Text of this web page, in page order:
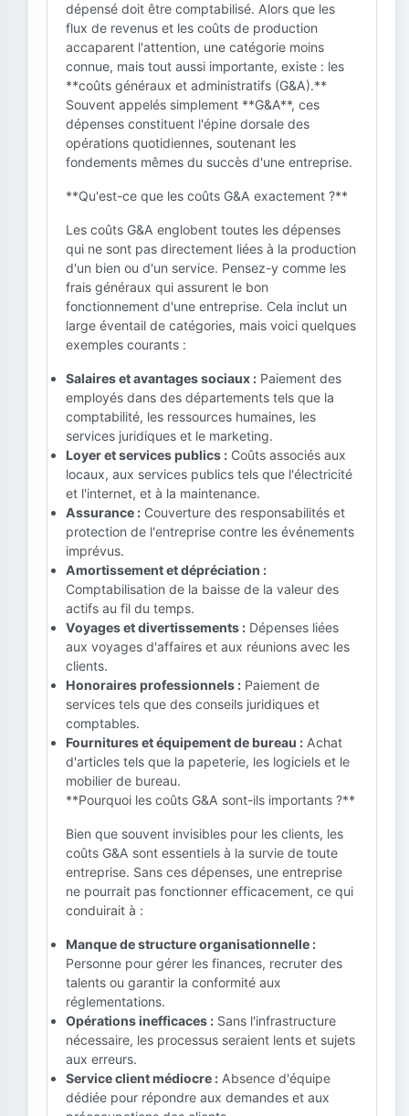
dépensé doit être comptabilisé. Alors que les
flux de revenus et les coûts de production
accaparent l'attention, une catégorie moins
connue, mais tout aussi importante, existe : les
**coûts généraux et administratifs (G&A).**
Souvent appelés simplement **G&A**, ces
dépenses constituent l'épine dorsale des
opérations quotidiennes, soutenant les
fondements mêmes du succès d'une entreprise.
**Qu'est-ce que les coûts G&A exactement ?**
Les coûts G&A englobent toutes les dépenses
qui ne sont pas directement liées à la production
d'un bien ou d'un service. Pensez-y comme les
frais généraux qui assurent le bon
fonctionnement d'une entreprise. Cela inclut un
large éventail de catégories, mais voici quelques
exemples courants :
Salaires et avantages sociaux : Paiement des
employés dans des départements tels que la
comptabilité, les ressources humaines, les
services juridiques et le marketing.
Loyer et services publics : Coûts associés aux
locaux, aux services publics tels que l'électricité
et l'internet, et à la maintenance.
Assurance : Couverture des responsabilités et
protection de l'entreprise contre les événements
imprévus.
Amortissement et dépréciation :
Comptabilisation de la baisse de la valeur des
actifs au fil du temps.
Voyages et divertissements : Dépenses liées
aux voyages d'affaires et aux réunions avec les
clients.
Honoraires professionnels : Paiement de
services tels que des conseils juridiques et
comptables.
Fournitures et équipement de bureau : Achat
d'articles tels que la papeterie, les logiciels et le
mobilier de bureau.
**Pourquoi les coûts G&A sont-ils importants ?**
Bien que souvent invisibles pour les clients, les
coûts G&A sont essentiels à la survie de toute
entreprise. Sans ces dépenses, une entreprise
ne pourrait pas fonctionner efficacement, ce qui
conduirait à :
Manque de structure organisationnelle :
Personne pour gérer les finances, recruter des
talents ou garantir la conformité aux
réglementations.
Opérations inefficaces : Sans l'infrastructure
nécessaire, les processus seraient lents et sujets
aux erreurs.
Service client médiocre : Absence d'équipe
dédiée pour répondre aux demandes et aux